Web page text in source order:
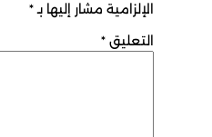
الإلزامية مشار إليها بـ*
التعليق *